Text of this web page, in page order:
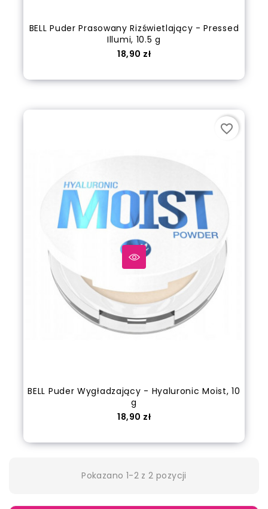
BELL Puder Prasowany Rizświetlający - Pressed
Illumi, 10.5 g
Cena
18,90 zł
BELL Puder Wygładzający - Hyaluronic Moist, 10
g
Cena
18,90 zł
favorite_border
Pokazano 1-2 z 2 pozycji